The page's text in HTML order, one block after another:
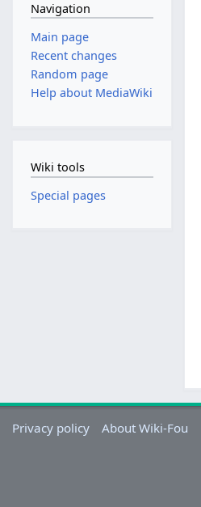
Navigation
Main page
Recent changes
Random page
Help about MediaWiki
Wiki tools
Special pages
Privacy policy About Wiki-Fou